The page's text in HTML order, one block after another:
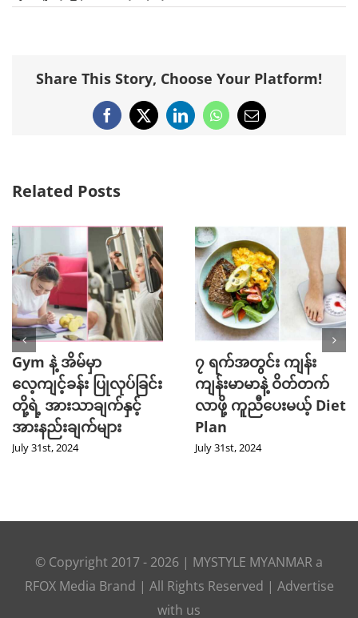
Share This Story, Choose Your Platform!
Facebook
X LinkedInWhatsApp
Email
Related Posts
Gym နဲ့ အိမ်မှာ
လေ့ကျင့်ခန်း ပြုလုပ်ခြင်း
တို့ရဲ့ အားသာချက်နှင့်
အားနည်းချက်များ
July 31st, 2024
၇ ရက်အတွင်း ကျန်း
ကျန်းမာမာနဲ့ ဝိတ်တက်
လာဖို့ ကူညီပေးမယ့် Diet
Plan
July 31st, 2024
© Copyright 2017 - 2026 | MYSTYLE MYANMAR a
RFOX Media Brand | All Rights Reserved | Advertise
with us